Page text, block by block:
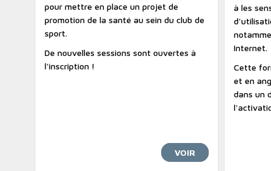
pour mettre en place un projet de
promotion de la santé au sein du club de
sport.
De nouvelles sessions sont ouvertes à
l'inscription !
VOIR
à les
Internet.
Cette
et en
dans un